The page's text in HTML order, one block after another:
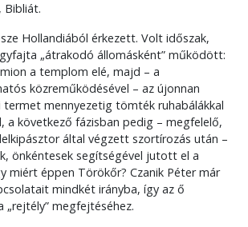
Bibliát.
Hollandiából érkezett. Volt időszak,
„átrakodó állomásként” működött:
a templom elé, majd – a
közreműködésével – az újonnan
mennyezetig tömték ruhabálákkal
a következő fázisban pedig – megfelelő,
által végzett szortírozás után –
önkéntesek segítségével jutott el a
miért éppen Törökőr? Czanik Péter már
mindkét irányba, így az ő
„rejtély” megfejtéséhez.